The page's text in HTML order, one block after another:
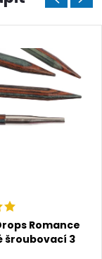
Romance
šroubovací 3